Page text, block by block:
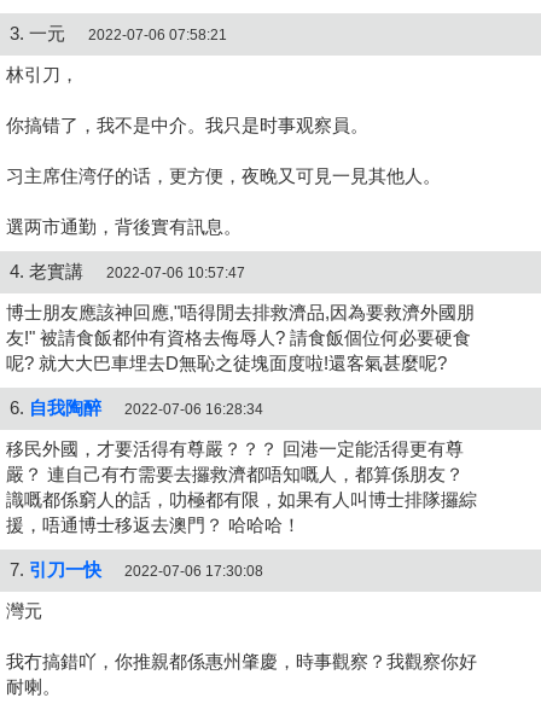
3. 一元 2022-07-06 07:58:21
林引刀，
你搞错了，我不是中介。我只是时事观察員。
习主席住湾仔的话，更方便，夜晚又可見一見其他人。
選两市通勤，背後實有訊息。
4. 老實講 2022-07-06 10:57:47
博士朋友應該神回應,"唔得閒去排救濟品,因為要救濟外國朋
友!" 被請食飯都仲有資格去侮辱人? 請食飯個位何必要硬食
呢? 就大大巴車埋去D無恥之徒塊面度啦!還客氣甚麼呢?
6. 自我陶醉 2022-07-06 16:28:34
移民外國，才要活得有尊嚴？？？ 回港一定能活得更有尊
嚴？ 連自己有冇需要去攞救濟都唔知嘅人，都算係朋友？
識嘅都係窮人的話，叻極都有限，如果有人叫博士排隊攞綜
援，唔通博士移返去澳門？ 哈哈哈！
7. 引刀一快 2022-07-06 17:30:08
灣元
我冇搞錯吖，你推親都係惠州肇慶，時事觀察？我觀察你好
耐喇。